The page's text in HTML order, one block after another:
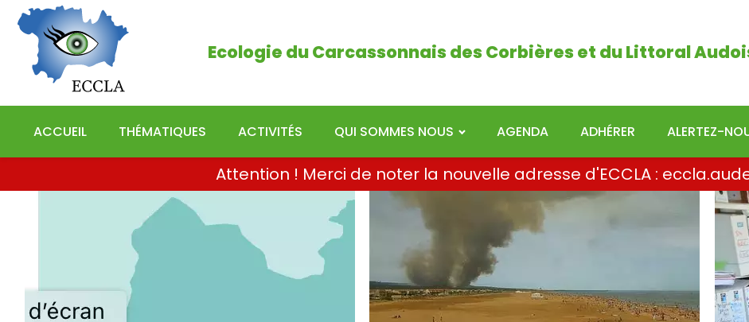
Ecologie du Carcassonnais des Corbières et du Littoral
ACCUEIL THÉMATIQUES ACTIVITÉS QUI SOMMES NOUS AGENDA ADHÉRER ALERTEZ-
Attention ! Merci de noter la nouvelle adresse d'ECCLA :